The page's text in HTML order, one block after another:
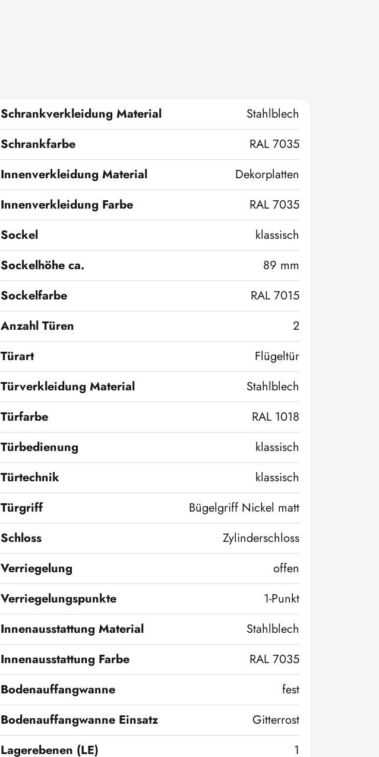
Schrankverkleidung Material
Stahlblech
Schrankfarbe
RAL 7035
Innenverkleidung Material
Dekorplatten
Innenverkleidung Farbe
RAL 7035
Sockel
klassisch
Sockelhöhe ca.
89 mm
Sockelfarbe
RAL 7015
Anzahl Türen
2
Türart
Flügeltür
Türverkleidung Material
Stahlblech
Türfarbe
RAL 1018
Türbedienung
klassisch
Türtechnik
klassisch
Türgriff
Bügelgriff Nickel matt
Schloss
Zylinderschloss
Verriegelung
offen
Verriegelungspunkte
1-Punkt
Innenausstattung Material
Stahlblech
Innenausstattung Farbe
RAL 7035
Bodenauffangwanne
fest
Bodenauffangwanne Einsatz
Gitterrost
Lagerebenen (LE)
1